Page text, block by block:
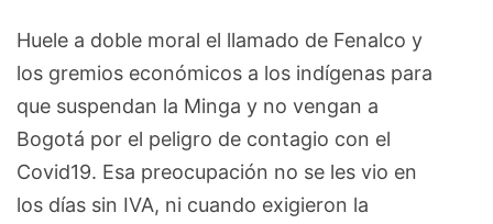
Huele a doble moral el llamado de Fenalco y
los gremios económicos a los indígenas para
que suspendan la Minga y no vengan a
Bogotá por el peligro de contagio con el
Covid19. Esa preocupación no se les vio en
los días sin IVA, ni cuando exigieron la